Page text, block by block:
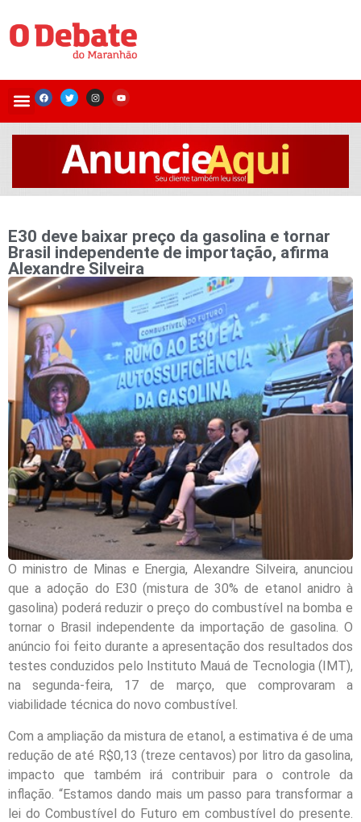
E30 deve baixar preço da gasolina e tornar
Brasil independente de importação, afirma
Alexandre Silveira
O ministro de Minas e Energia, Alexandre Silveira, anunciou
que a adoção do E30 (mistura de 30% de etanol anidro à
gasolina) poderá reduzir o preço do combustível na bomba e
tornar o Brasil independente da importação de gasolina. O
anúncio foi feito durante a apresentação dos resultados dos
testes conduzidos pelo Instituto Mauá de Tecnologia (IMT),
na segunda-feira, 17 de março, que comprovaram a
viabilidade técnica do novo combustível.
Com a ampliação da mistura de etanol, a estimativa é de uma
redução de até R$0,13 (treze centavos) por litro da gasolina,
impacto que também irá contribuir para o controle da
inflação. “Estamos dando mais um passo para transformar a
lei do Combustível do Futuro em combustível do presente.